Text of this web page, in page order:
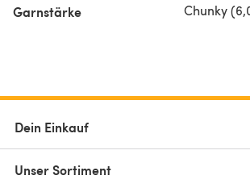
Garnstärke Chunky
Dein Einkauf
Unser Sortiment